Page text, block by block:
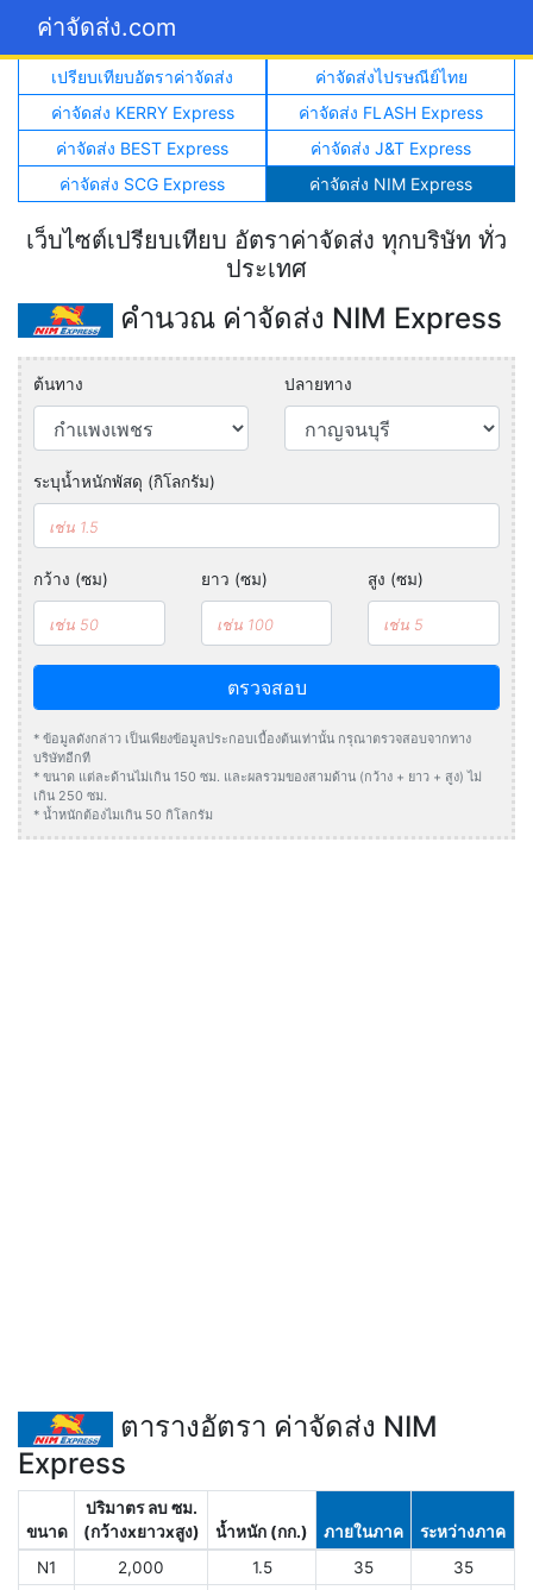
ค่าจัดส่ง.com
เปรียบเทียบอัตราค่าจัดส่ง
ค่าจัดส่งไปรษณีย์ไทย
ค่าจัดส่ง KERRY Express
ค่าจัดส่ง FLASH Express
ค่าจัดส่ง BEST Express
ค่าจัดส่ง J&T Express
ค่าจัดส่ง SCG Express
ค่าจัดส่ง NIM Express
เว็บไซต์เปรียบเทียบ อัตราค่าจัดส่ง ทุกบริษัท ทั่ว
ประเทศ
คำนวณ ค่าจัดส่ง NIM Express
ต้นทาง ปลายทาง
ระบุน้ำหนักพัสดุ (กิโลกรัม)
กว้าง (ซม) ยาว (ซม) สูง (ซม)
ตรวจสอบ
* ข้อมูลดังกล่าว เป็นเพียงข้อมูลประกอบเบื้องต้นเท่านั้น กรุณาตรวจสอบจากทาง
บริษัทอีกที
* ขนาด แต่ละด้านไม่เกิน 150 ซม. และผลรวมของสามด้าน (กว้าง + ยาว + สูง) ไม่
เกิน 250 ซม.
* น้ำหนักต้องไมเกิน 50 กิโลกรัม
ตารางอัตรา ค่าจัดส่ง NIM
Express
ขนาด
ปริมาตร ลบ ซม.
(กว้างxยาวxสูง)
น้ำหนัก (กก.) ภายในภาค
ระหว่างภาค
N1
2,000 1.5 35
35